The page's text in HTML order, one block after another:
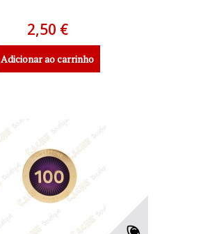
2,50 €
Adicionar ao carrinho